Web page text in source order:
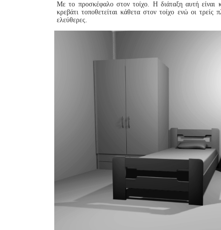
Με το προσκέφαλο στον τοίχο. Η διάταξη αυτή είναι
κρεβάτι τοποθετείται κάθετα στον τοίχο ενώ οι τρείς
ελεύθερες.